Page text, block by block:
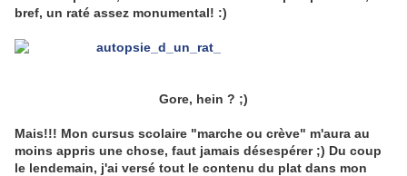
bref, un raté assez monumental! :)
Gore, hein ? ;)
Mais!!! Mon cursus scolaire "marche ou crève" m'aura au
moins appris une chose, faut jamais désespérer ;) Du coup
le lendemain, j'ai versé tout le contenu du plat dans mon